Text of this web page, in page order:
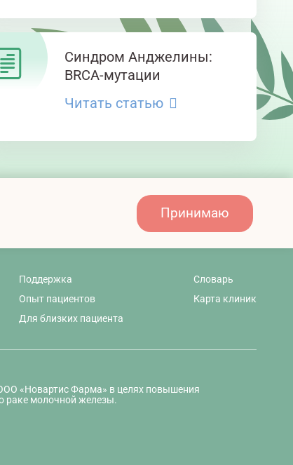
Синдром Анджелины:
BRCA-мутации
Читать статью
Поддержка
Опыт пациентов
Для близких пациента
Словарь
Карта клиник
«Новартис Фарма» в целях повышения
раке молочной железы.
Принимаю